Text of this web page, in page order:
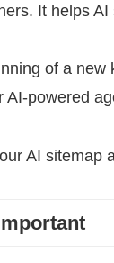
It helps
of a
AI-powered
AI sitemap